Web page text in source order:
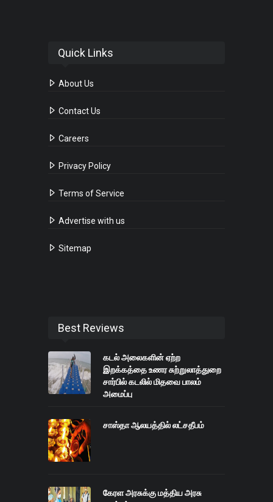
Quick Links
About Us
Contact Us
Careers
Privacy Policy
Terms of Service
Advertise with us
Sitemap
Best Reviews
கடல் அலைகளின் ஏற்ற
இறக்கத்தை உணர சுற்றுலாத்துறை
சார்பில் கடலில் மிதவை பாலம்
அமைப்பு
சாஸ்தா ஆலயத்தில் லட்சதீபம்
கேரள அரசுக்கு மத்திய அரசு